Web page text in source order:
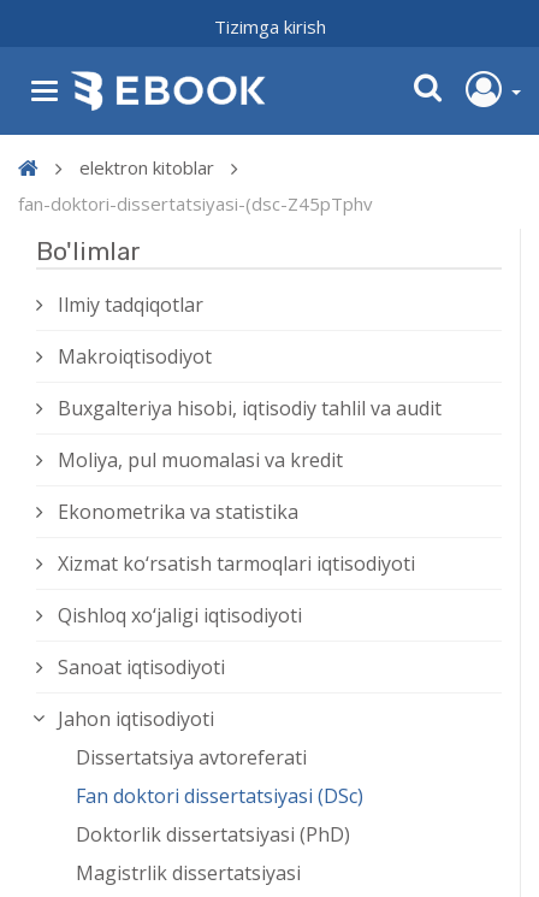
Tizimga kirish
elektron kitoblar
fan-doktori-dissertatsiyasi-(dsc-Z45pTphv
Bo'limlar
Ilmiy tadqiqotlar
Makroiqtisodiyot
Buxgalteriya hisobi, iqtisodiy tahlil va audit
Moliya, pul muomalasi va kredit
Ekonometrika va statistika
Xizmat kо‘rsatish tarmoqlari iqtisodiyoti
Qishloq xо‘jaligi iqtisodiyoti
Sanoat iqtisodiyoti
Jahon iqtisodiyoti
Dissertatsiya avtoreferati
Fan doktori dissertatsiyasi (DSc)
Doktorlik dissertatsiyasi (PhD)
Magistrlik dissertatsiyasi